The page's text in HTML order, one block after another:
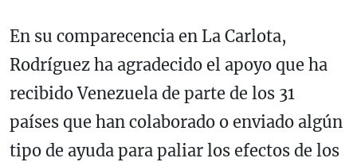
En su comparecencia en La Carlota,
Rodríguez ha agradecido el apoyo que ha
recibido Venezuela de parte de los 31
países que han colaborado o enviado algún
tipo de ayuda para paliar los efectos de los